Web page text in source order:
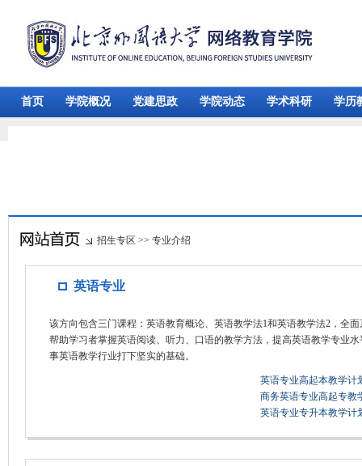
首页 学院概况 党建思政 学院动态 学术科研 学历
招生专区 >> 专业介绍
英语专业
该方向包含三门课程：英语教育概论、英语教学法1和英语教学法2，全
帮助学习者掌握英语阅读、听力、口语的教学方法，提高英语教学专业
事英语教学行业打下坚实的基础。
英语专业高起本教学计
商务英语专业高起专教
英语专业专升本教学计